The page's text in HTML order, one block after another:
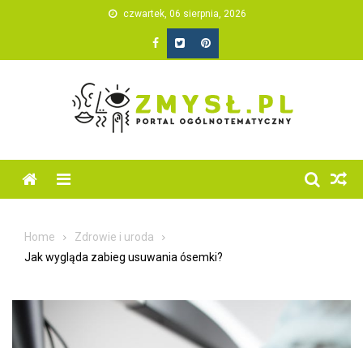
czwartek, 06 sierpnia, 2026
Home
Zdrowie i uroda
Jak wygląda zabieg usuwania ósemki?